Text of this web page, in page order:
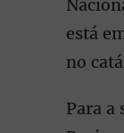
está
no
Para a